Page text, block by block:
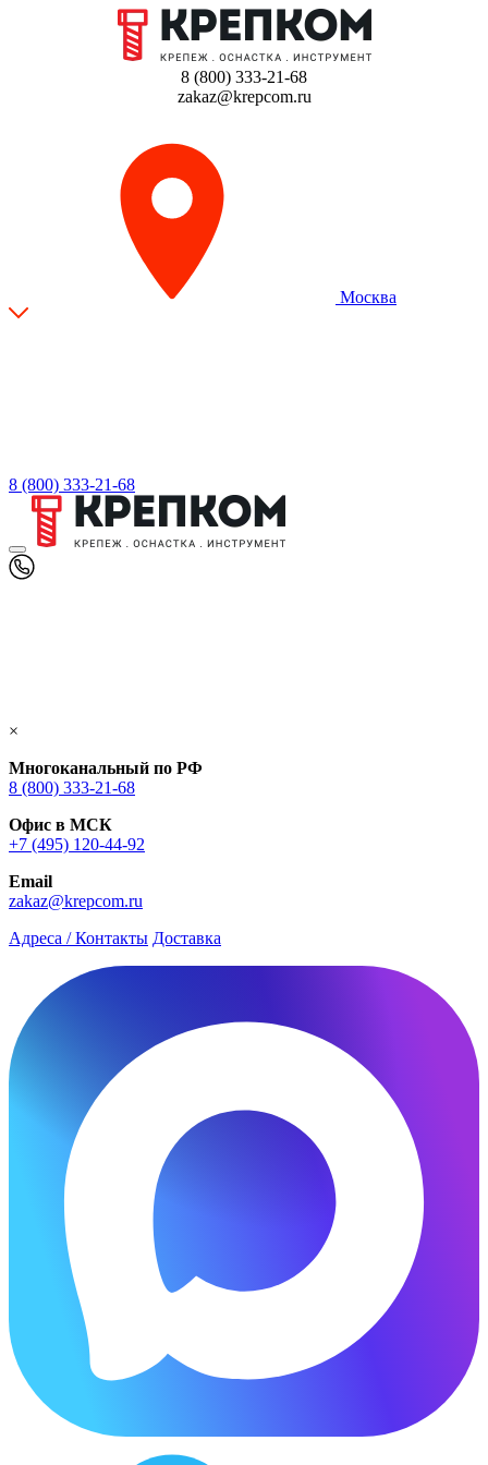
8 (800) 333-21-68
zakaz@krepcom.ru
Москва
8 (800) 333-21-68
×
Многоканальный по РФ
8 (800) 333‑21-68
Офис в МСК
+7 (495) 120-44-92
Email
zakaz@krepcom.ru
Адреса / Контакты Доставка